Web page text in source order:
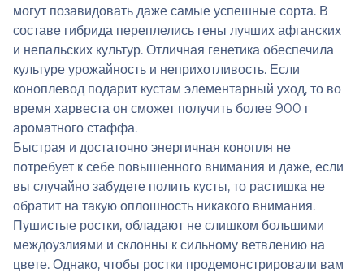
могут позавидовать даже самые успешные сорта. В
составе гибрида переплелись гены лучших афганских
и непальских культур. Отличная генетика обеспечила
культуре урожайность и неприхотливость. Если
коноплевод подарит кустам элементарный уход, то во
время харвеста он сможет получить более 900 г
ароматного стаффа.
Быстрая и достаточно энергичная конопля не
потребует к себе повышенного внимания и даже, если
вы случайно забудете полить кусты, то растишка не
обратит на такую оплошность никакого внимания.
Пушистые ростки, обладают не слишком большими
междоузлиями и склонны к сильному ветвлению на
цвете. Однако, чтобы ростки продемонстрировали вам